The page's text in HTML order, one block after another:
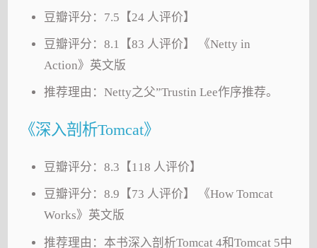
豆瓣评分：7.5【24 人评价】
豆瓣评分：8.1【83 人评价】 《Netty in
Action》英文版
推荐理由：Netty之父”Trustin Lee作序推荐。
《深入剖析Tomcat》
豆瓣评分：8.3【118 人评价】
豆瓣评分：8.9【73 人评价】 《How Tomcat
Works》英文版
推荐理由：本书深入剖析Tomcat 4和Tomcat 5中